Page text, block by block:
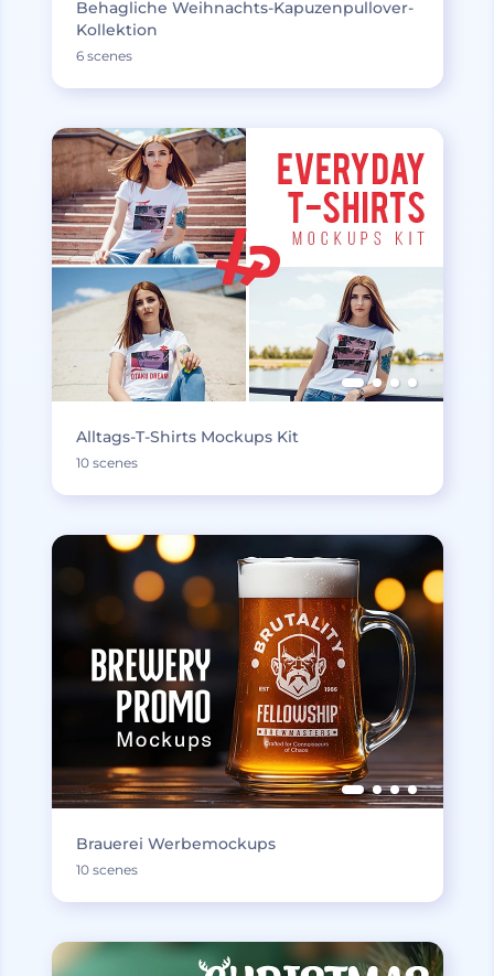
Behagliche Weihnachts-Kapuzenpullover-
Kollektion
6 scenes
Alltags-T-Shirts Mockups Kit
10 scenes
Brauerei Werbemockups
10 scenes